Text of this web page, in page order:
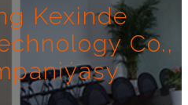
Kexinde
Co.,